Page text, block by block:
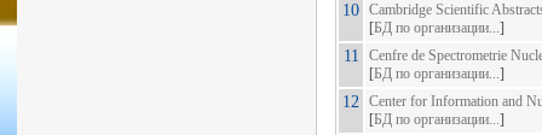
10 Cambridge Scientific
[БД по организации...]
11
Cenfre de Spectrometrie
[БД по организации...]
12 Center for Information and
[БД по организации...]